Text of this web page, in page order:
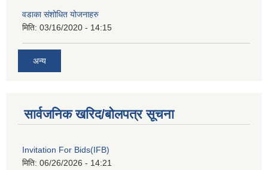
वडाका संशोधित योजनाहरु
मिति: 03/16/2020 - 14:15
अन्य
सार्वजनिक खरिद/बोलपत्र सूचना
Invitation For Bids(IFB)
मिति: 06/26/2026 - 14:21